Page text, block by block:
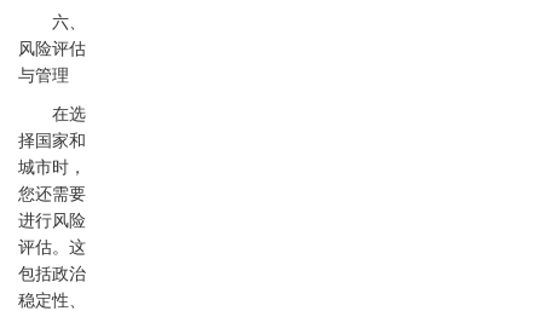
六、
风险评估
与管理
在选
择国家和
城市时，
您还需要
进行风险
评估。这
包括政治
稳定性、